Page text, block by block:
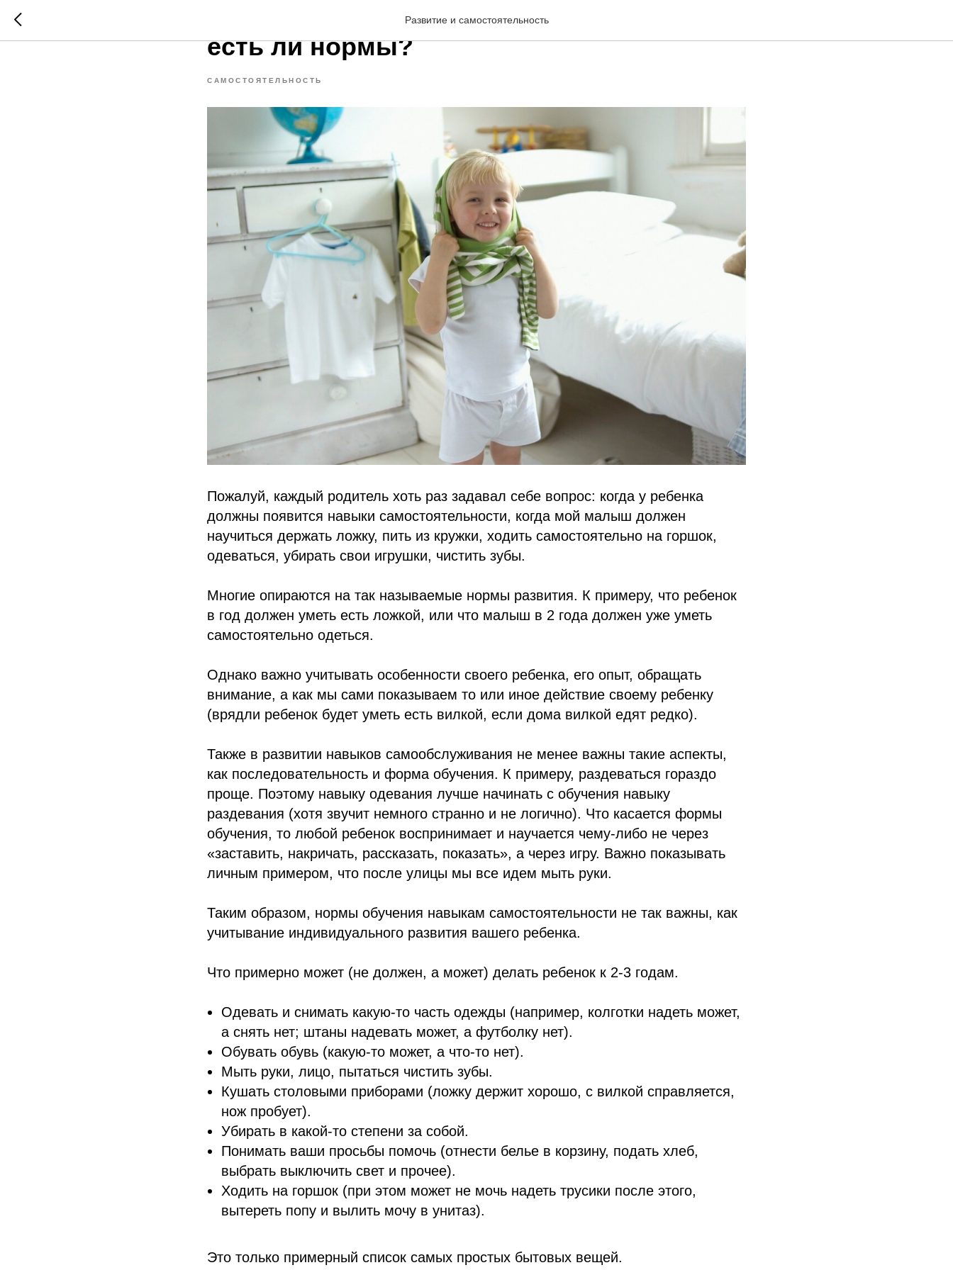
Развитие и самостоятельность
Развитие навыков самостоятельности:
есть ли нормы?
САМОСТОЯТЕЛЬНОСТЬ
Пожалуй, каждый родитель хоть раз задавал себе вопрос: когда у ребенка
должны появится навыки самостоятельности, когда мой малыш должен
научиться держать ложку, пить из кружки, ходить самостоятельно на горшок,
одеваться, убирать свои игрушки, чистить зубы.
Многие опираются на так называемые нормы развития. К примеру, что ребенок
в год должен уметь есть ложкой, или что малыш в 2 года должен уже уметь
самостоятельно одеться.
Однако важно учитывать особенности своего ребенка, его опыт, обращать
внимание, а как мы сами показываем то или иное действие своему ребенку
(врядли ребенок будет уметь есть вилкой, если дома вилкой едят редко).
Также в развитии навыков самообслуживания не менее важны такие аспекты,
как последовательность и форма обучения. К примеру, раздеваться гораздо
проще. Поэтому навыку одевания лучше начинать с обучения навыку
раздевания (хотя звучит немного странно и не логично). Что касается формы
обучения, то любой ребенок воспринимает и научается чему-либо не через
«заставить, накричать, рассказать, показать», а через игру. Важно показывать
личным примером, что после улицы мы все идем мыть руки.
Таким образом, нормы обучения навыкам самостоятельности не так важны, как
учитывание индивидуального развития вашего ребенка.
Что примерно может (не должен, а может) делать ребенок к 2-3 годам.
Одевать и снимать какую-то часть одежды (например, колготки надеть может,
а снять нет; штаны надевать может, а футболку нет).
Обувать обувь (какую-то может, а что-то нет).
Мыть руки, лицо, пытаться чистить зубы.
Кушать столовыми приборами (ложку держит хорошо, с вилкой справляется,
нож пробует).
Убирать в какой-то степени за собой.
Понимать ваши просьбы помочь (отнести белье в корзину, подать хлеб,
выбрать выключить свет и прочее).
Ходить на горшок (при этом может не мочь надеть трусики после этого,
вытереть попу и вылить мочу в унитаз).
Это только примерный список самых простых бытовых вещей.